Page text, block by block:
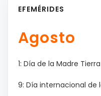
EFEMÉRIDES
Agosto
1: Día de la Madre Tierra
9: Día internacional de